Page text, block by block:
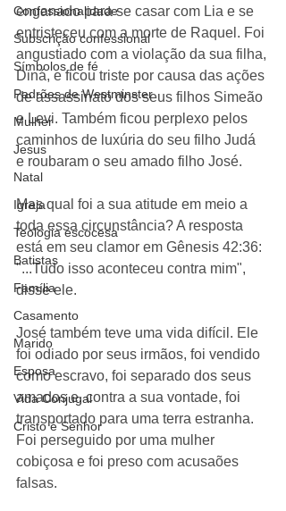
Confessionalidade
Subscrição confessional
Símbolos de fé
Padrões de Westminster
Mulher
Jesus
Natal
Igreja
Teologia escocesa
Batistas
Família
Casamento
Marido
Esposa
Vida Conjugal
Cristo é Senhor
enganado para se casar com Lia e se
entristeceu com a morte de Raquel. Foi
angustiado com a violação da sua filha,
Diná, e ficou triste por causa das ações
de assassinato dos seus filhos Simeão
e Levi. Também ficou perplexo pelos
caminhos de luxúria do seu filho Judá
e roubaram o seu amado filho José.
Mas qual foi a sua atitude em meio a
toda essa circunstância? A resposta
está em seu clamor em Gênesis 42:36:
"...Tudo isso aconteceu contra mim",
disse ele.
José também teve uma vida difícil. Ele
foi odiado por seus irmãos, foi vendido
como escravo, foi separado dos seus
amados e, contra a sua vontade, foi
transportado para uma terra estranha.
Foi perseguido por uma mulher
cobiçosa e foi preso com acusaões
falsas.